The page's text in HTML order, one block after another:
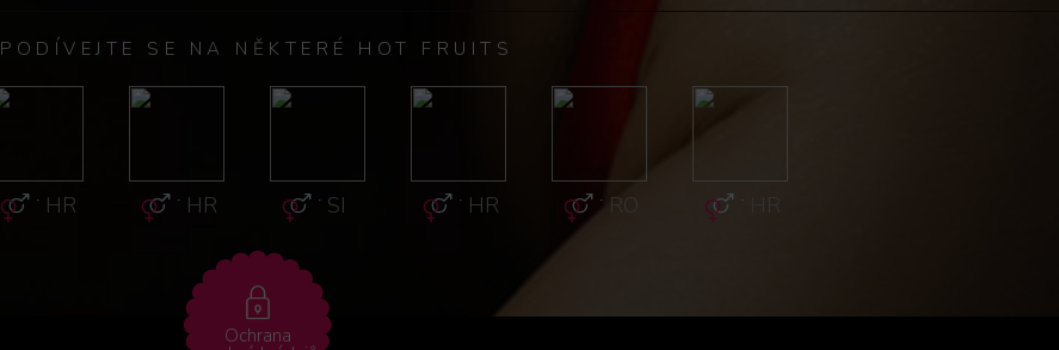
PODÍVEJTE SE NA NĚKTERÉ HOT FRUITS
· HR · HR · SI · HR · RO · HR
Ochrana